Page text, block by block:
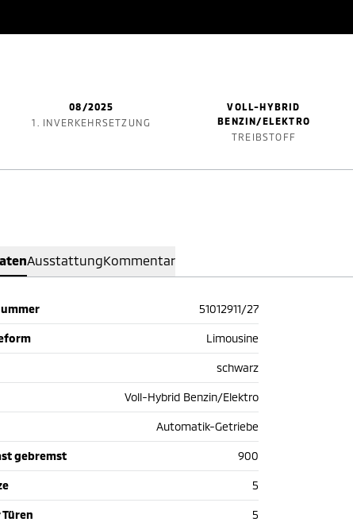
08/2025
1. INVERKEHRSETZUNG
VOLL-HYBRID
BENZIN/ELEKTRO
TREIBSTOFF
AusstattungKommentar
51012911/27
Limousine
schwarz
Voll-Hybrid Benzin/Elektro
Automatik-Getriebe
gebremst 900
5
5